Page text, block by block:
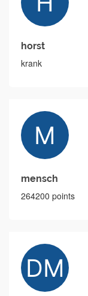
horst
krank
mensch
264200 points